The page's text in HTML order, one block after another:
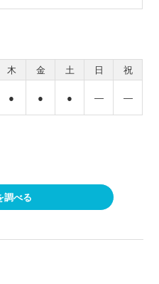
木 金 土 日
祝
● ● ● ― ―
調べる